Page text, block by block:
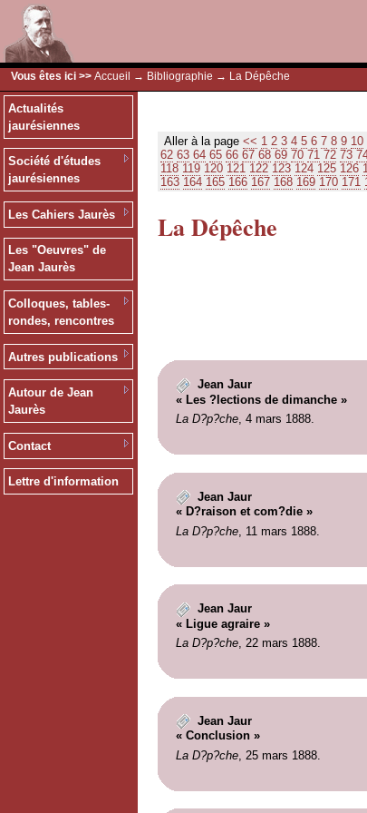
Vous êtes ici >> Accueil → Bibliographie → La Dépêche
Actualités
jaurésiennes
Société d'études
jaurésiennes
Les Cahiers Jaurès
Les "Oeuvres" de
Jean Jaurès
Colloques, tables-
rondes, rencontres
Autres publications
Autour de Jean
Jaurès
Contact
Lettre d'information
Aller à la page << 1 2 3 4 5 6 7 8 9 10
62 63 64 65 66 67 68 69 70 71 72 73
118 119 120 121 122 123 124 125 126
163 164 165 166 167 168 169 170 171
La Dépêche
Jean Jaur
« Les ?lections de dimanche »
La D?p?che, 4 mars 1888.
Jean Jaur
« D?raison et com?die »
La D?p?che, 11 mars 1888.
Jean Jaur
« Ligue agraire »
La D?p?che, 22 mars 1888.
Jean Jaur
« Conclusion »
La D?p?che, 25 mars 1888.